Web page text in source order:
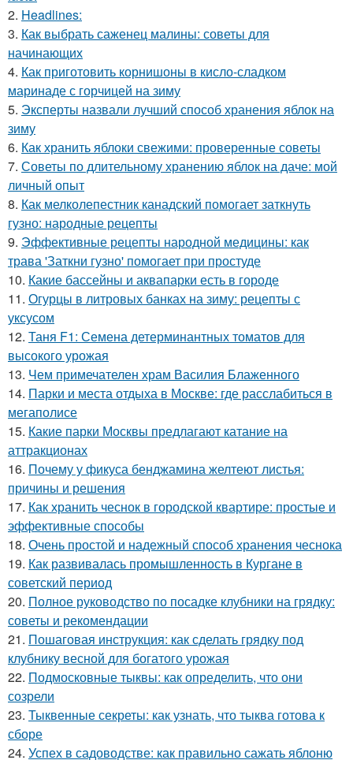
2. Headlines:
3. Как выбрать саженец малины: советы для
начинающих
4. Как приготовить корнишоны в кисло-сладком
маринаде с горчицей на зиму
5. Эксперты назвали лучший способ хранения яблок на
зиму
6. Как хранить яблоки свежими: проверенные советы
7. Советы по длительному хранению яблок на даче: мой
личный опыт
8. Как мелколепестник канадский помогает заткнуть
гузно: народные рецепты
9. Эффективные рецепты народной медицины: как
трава 'Заткни гузно' помогает при простуде
10. Какие бассейны и аквапарки есть в городе
11. Огурцы в литровых банках на зиму: рецепты с
уксусом
12. Таня F1: Семена детерминантных томатов для
высокого урожая
13. Чем примечателен храм Василия Блаженного
14. Парки и места отдыха в Москве: где расслабиться в
мегаполисе
15. Какие парки Москвы предлагают катание на
аттракционах
16. Почему у фикуса бенджамина желтеют листья:
причины и решения
17. Как хранить чеснок в городской квартире: простые и
эффективные способы
18. Очень простой и надежный способ хранения чеснока
19. Как развивалась промышленность в Кургане в
советский период
20. Полное руководство по посадке клубники на грядку:
советы и рекомендации
21. Пошаговая инструкция: как сделать грядку под
клубнику весной для богатого урожая
22. Подмосковные тыквы: как определить, что они
созрели
23. Тыквенные секреты: как узнать, что тыква готова к
сборе
24. Успех в садоводстве: как правильно сажать яблоню